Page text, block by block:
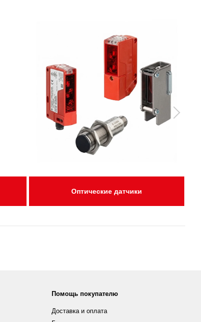
Оптические датчики
Помощь покупателю
Доставка и оплата